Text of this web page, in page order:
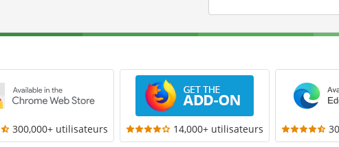
300,000+ utilisateurs 14,000+ utilisateurs